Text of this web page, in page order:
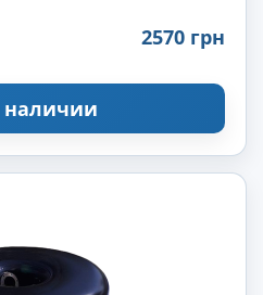
2570 грн
наличии